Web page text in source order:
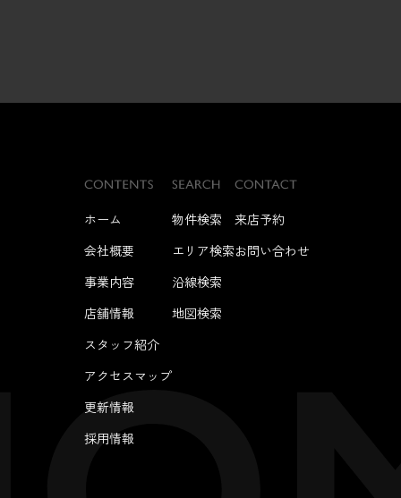
ホーム
会社概要
事業内容
店舗情報
スタッフ紹介
アクセスマップ
更新情報
採用情報
物件検索
エリア検索
沿線検索
地図検索
来店予約
お問い合わせ